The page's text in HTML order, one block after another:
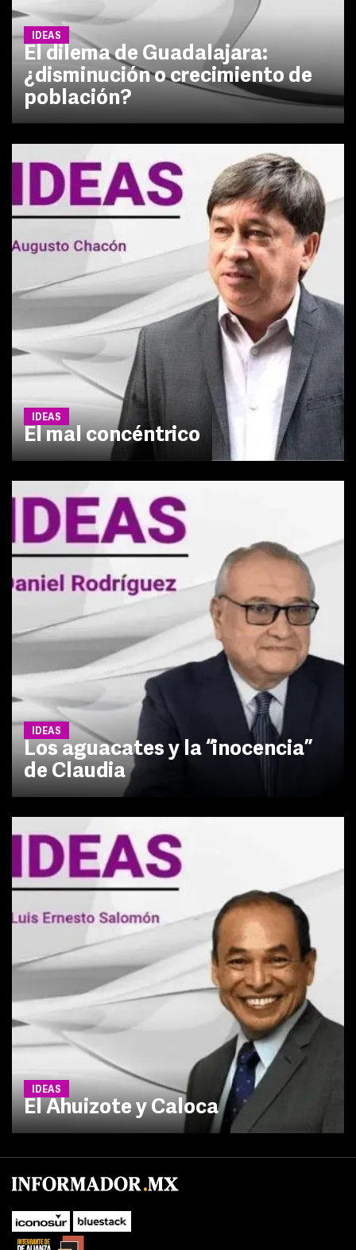
IDEAS
El dilema de Guadalajara:
¿disminución o crecimiento de
población?
IDEAS
El mal concéntrico
IDEAS
Los aguacates y la “inocencia”
de Claudia
IDEAS
El Ahuizote y Caloca